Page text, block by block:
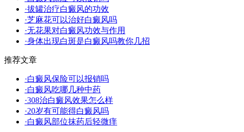
·拔罐治疗白癜风的功效
·芝麻花可以治好白癜风吗
·无花果对白癜风功效与作用
·身体出现白斑是白癜风吗教你几招
推荐文章
·白癜风保险可以报销吗
·白癜风吃哪几种中药
·308治白癜风效果怎么样
·20岁有可能得白癜风吗
·白癜风部位抹药后轻微痒